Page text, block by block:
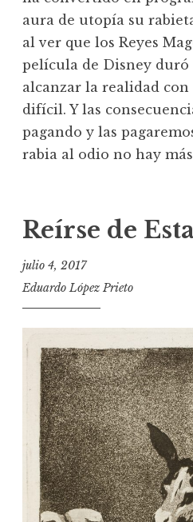
aura de utopía su
al ver que los Reyes
película de Disney
alcanzar la realidad
difícil. Y las
pagando y las
rabia al odio no hay
Reírse de
julio 4, 2017
Eduardo López Prieto